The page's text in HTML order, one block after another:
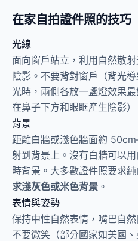
在家自拍證件照的技巧
光線
面向窗戶站立，利用自然散
陰影。不要背對窗戶（背光
光時，兩側各放一盞燈效果
在鼻子下方和眼眶產生陰影）
背景
距離白牆或淺色牆面約
射到背景上。沒有白牆可以
時背景。大多數證件照要求純
求淺灰色或米色背景 。
表情與姿勢
保持中性自然表情，嘴巴自
不要微笑（部分國家如美國